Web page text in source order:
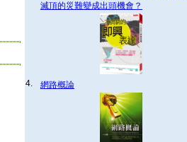
滅頂的災難變成出頭機會？
4. 網路概論